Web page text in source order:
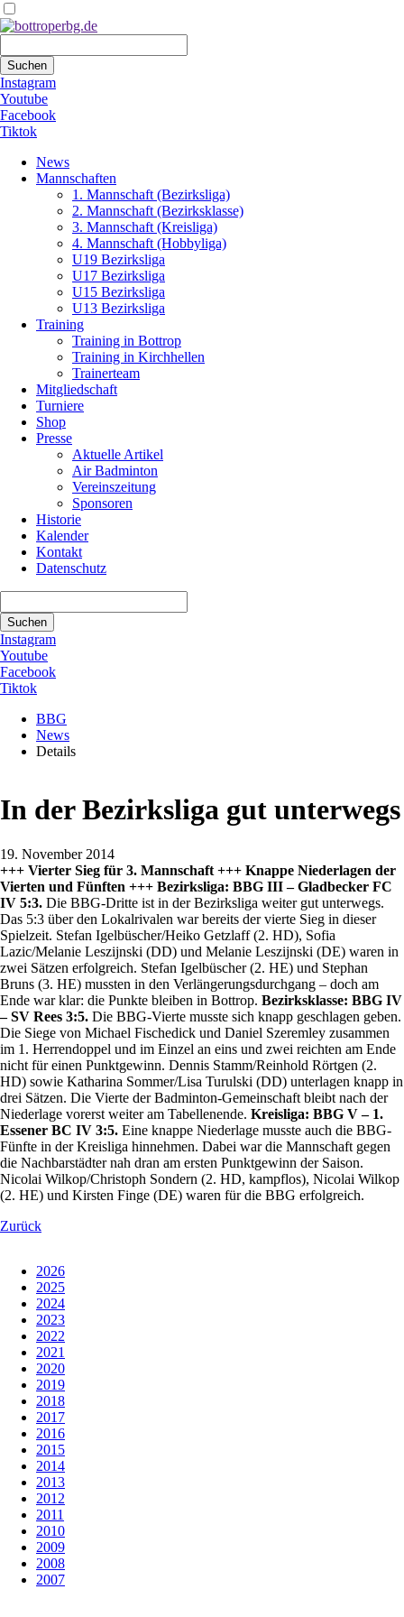
Suchen
Instagram
Youtube
Facebook
Tiktok
überspringen
News
Mannschaften
1. Mannschaft (Bezirksliga)
2. Mannschaft (Bezirksklasse)
3. Mannschaft (Kreisliga)
4. Mannschaft (Hobbyliga)
U19 Bezirksliga
U17 Bezirksliga
U15 Bezirksliga
U13 Bezirksliga
Training
Training in Bottrop
Training in Kirchhellen
Trainerteam
Mitgliedschaft
Turniere
Shop
Presse
Aktuelle Artikel
Air Badminton
Vereinszeitung
Sponsoren
Historie
Kalender
Kontakt
Datenschutz
Suchen
Instagram
Youtube
Facebook
Tiktok
BBG
News
Details
In der Bezirksliga gut unterwegs
19. November 2014
+++ Vierter Sieg für 3. Mannschaft +++ Knappe Niederlagen der
Vierten und Fünften +++ Bezirksliga: BBG III – Gladbecker FC
IV 5:3. Die BBG-Dritte ist in der Bezirksliga weiter gut unterwegs.
Das 5:3 über den Lokalrivalen war bereits der vierte Sieg in dieser
Spielzeit. Stefan Igelbüscher/Heiko Getzlaff (2. HD), Sofia
Lazic/Melanie Leszijnski (DD) und Melanie Leszijnski (DE) waren in
zwei Sätzen erfolgreich. Stefan Igelbüscher (2. HE) und Stephan
Bruns (3. HE) mussten in den Verlängerungsdurchgang – doch am
Ende war klar: die Punkte bleiben in Bottrop. Bezirksklasse: BBG IV
– SV Rees 3:5. Die BBG-Vierte musste sich knapp geschlagen geben.
Die Siege von Michael Fischedick und Daniel Szeremley zusammen
im 1. Herrendoppel und im Einzel an eins und zwei reichten am Ende
nicht für einen Punktgewinn. Dennis Stamm/Reinhold Rörtgen (2.
HD) sowie Katharina Sommer/Lisa Turulski (DD) unterlagen knapp in
drei Sätzen. Die Vierte der Badminton-Gemeinschaft bleibt nach der
Niederlage vorerst weiter am Tabellenende. Kreisliga: BBG V – 1.
Essener BC IV 3:5. Eine knappe Niederlage musste auch die BBG-
Fünfte in der Kreisliga hinnehmen. Dabei war die Mannschaft gegen
die Nachbarstädter nah dran am ersten Punktgewinn der Saison.
Nicolai Wilkop/Christoph Sondern (2. HD, kampflos), Nicolai Wilkop
(2. HE) und Kirsten Finge (DE) waren für die BBG erfolgreich.
Zurück
2026
2025
2024
2023
2022
2021
2020
2019
2018
2017
2016
2015
2014
2013
2012
2011
2010
2009
2008
2007